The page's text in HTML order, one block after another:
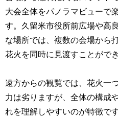
大会全体をパノラマビューで
す。久留米市役所前広場や高
な場所では、複数の会場から
花火を同時に見渡すことができ
遠方からの観覧では、花火一
力は劣りますが、全体の構成
れを理解しやすいのが特徴で